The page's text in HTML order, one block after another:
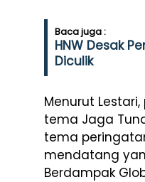
Baca juga :
HNW Desak
Diculik
Menurut
tema Jaga
tema
mendatang
Berdampak